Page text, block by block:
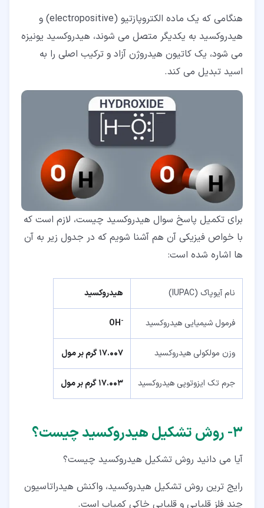
هنگامی که یک ماده الکتروپازتیو (electropositive) و
هیدروکسید به یکدیگر متصل می شوند، هیدروکسید یونیزه
می شود، یک کاتیون هیدروژن آزاد و ترکیب اصلی را به
اسید تبدیل می کند.
برای تکمیل پاسخ سوال هیدروکسید چیست، لازم است که
با خواص فیزیکی آن هم آشنا شویم که در جدول زیر به آن
ها اشاره شده است:
نام آیوپاک (IUPAC) هیدروکسید
فرمول شیمیایی هیدروکسید -
OH
وزن مولکولی هیدروکسید 17.007 گرم بر مول
جرم تک ایزوتوپی هیدروکسید 17.003 گرم بر مول
۳‏- روش تشکیل هیدروکسید چیست؟
آیا می دانید روش تشکیل هیدروکسید چیست؟
رایج ترین روش تشکیل هیدروکسید، واکنش هیدراتاسیون
چند فلز قلیایی و قلیایی خاکی کمیاب است.